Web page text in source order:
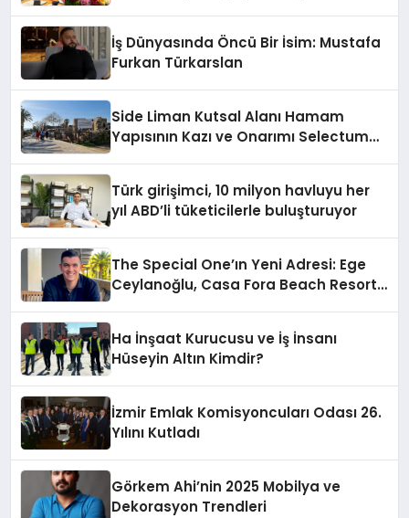
İş Dünyasında Öncü Bir İsim: Mustafa
Furkan Türkarslan
Side Liman Kutsal Alanı Hamam
Yapısının Kazı ve Onarımı Selectum
Türk girişimci, 10 milyon havluyu her
yıl ABD’li tüketicilerle buluşturuyor
The Special One’ın Yeni Adresi: Ege
Ceylanoğlu, Casa Fora Beach Resort
Ha İnşaat Kurucusu ve İş İnsanı
Hüseyin Altın Kimdir?
İzmir Emlak Komisyoncuları Odası 26.
Yılını Kutladı
Görkem Ahi’nin 2025 Mobilya ve
Dekorasyon Trendleri